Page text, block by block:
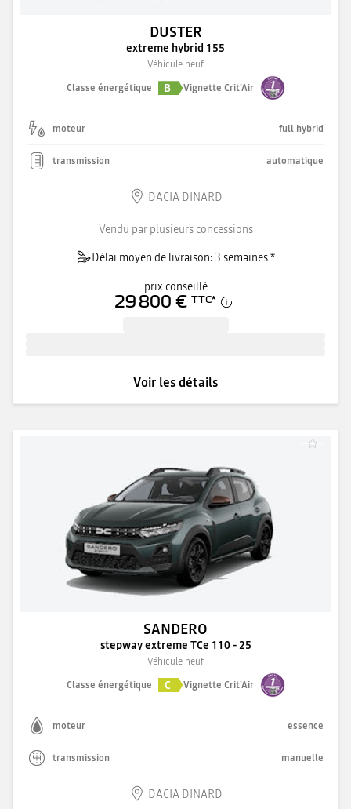
DUSTER
extreme hybrid 155
Véhicule neuf
Classe énergétique
B Vignette Crit'Air
moteur full hybrid
transmission automatique
DACIA DINARD
Vendu par plusieurs concessions
Délai moyen de livraison: 3 semaines *
prix conseillé
29 800 € TTC*
Voir les détails
SANDERO
stepway extreme TCe 110 - 25
Véhicule neuf
Classe énergétique
C Vignette Crit'Air
moteur essence
transmission manuelle
DACIA DINARD